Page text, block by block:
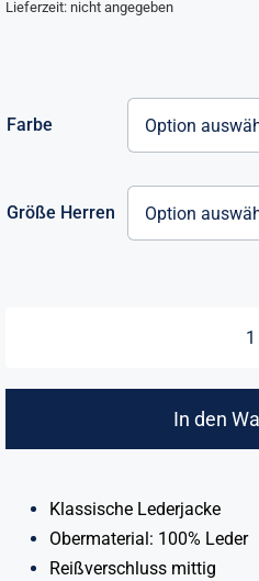
Lieferzeit: nicht angegeben
Farbe
Größe Herren
In den
Klassische Lederjacke
Obermaterial: 100% Leder
Reißverschluss mittig